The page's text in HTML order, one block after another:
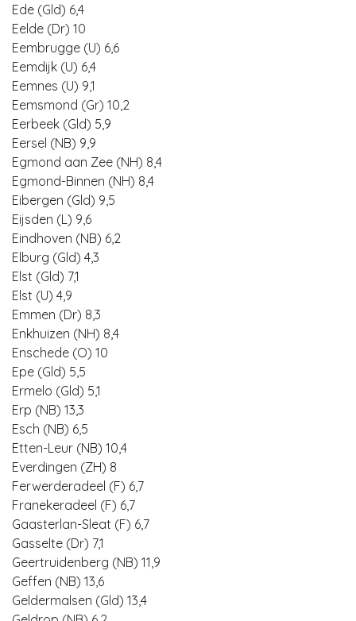
Ede (Gld) 6,4
Eelde (Dr) 10
Eembrugge (U) 6,6
Eemdijk (U) 6,4
Eemnes (U) 9,1
Eemsmond (Gr) 10,2
Eerbeek (Gld) 5,9
Eersel (NB) 9,9
Egmond aan Zee (NH) 8,4
Egmond-Binnen (NH) 8,4
Eibergen (Gld) 9,5
Eijsden (L) 9,6
Eindhoven (NB) 6,2
Elburg (Gld) 4,3
Elst (Gld) 7,1
Elst (U) 4,9
Emmen (Dr) 8,3
Enkhuizen (NH) 8,4
Enschede (O) 10
Epe (Gld) 5,5
Ermelo (Gld) 5,1
Erp (NB) 13,3
Esch (NB) 6,5
Etten-Leur (NB) 10,4
Everdingen (ZH) 8
Ferwerderadeel (F) 6,7
Franekeradeel (F) 6,7
Gaasterlan-Sleat (F) 6,7
Gasselte (Dr) 7,1
Geertruidenberg (NB) 11,9
Geffen (NB) 13,6
Geldermalsen (Gld) 13,4